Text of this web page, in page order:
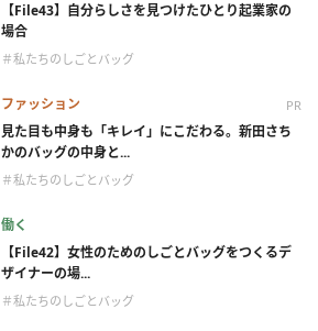
【File43】自分らしさを見つけたひとり起業家の
場合
＃私たちのしごとバッグ
ファッション PR
見た目も中身も「キレイ」にこだわる。新田さち
かのバッグの中身と...
＃私たちのしごとバッグ
働く
【File42】女性のためのしごとバッグをつくるデ
ザイナーの場...
＃私たちのしごとバッグ